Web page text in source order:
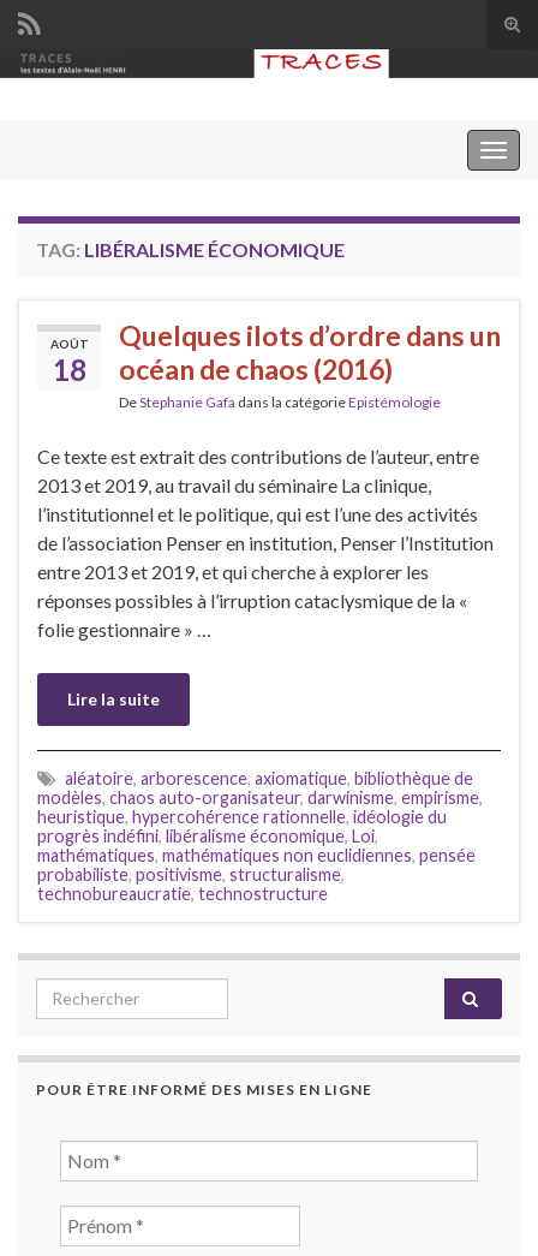
Search for:
TAG: LIBÉRALISME ÉCONOMIQUE
AOÛT
18
Quelques ilots d’ordre dans un
océan de chaos (2016)
DeStephanie Gafa dans la catégorieEpistémologie
Ce texte est extrait des contributions de l’auteur, entre
2013 et 2019, au travail du séminaire La clinique,
l’institutionnel et le politique, qui est l’une des activités
de l’association Penser en institution, Penser l’Institution
entre 2013 et 2019, et qui cherche à explorer les
réponses possibles à l’irruption cataclysmique de la «
folie gestionnaire » …
Lire la suite
aléatoire, arborescence, axiomatique, bibliothèque de
modèles, chaos auto-organisateur, darwinisme, empirisme,
heuristique, hypercohérence rationnelle, idéologie du
progrès indéfini, libéralisme économique, Loi,
mathématiques, mathématiques non euclidiennes, pensée
probabiliste, positivisme, structuralisme,
technobureaucratie, technostructure
Search for:
POUR ÊTRE INFORMÉ DES MISES EN LIGNE